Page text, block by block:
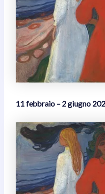
11 febbraio – 2 giugno